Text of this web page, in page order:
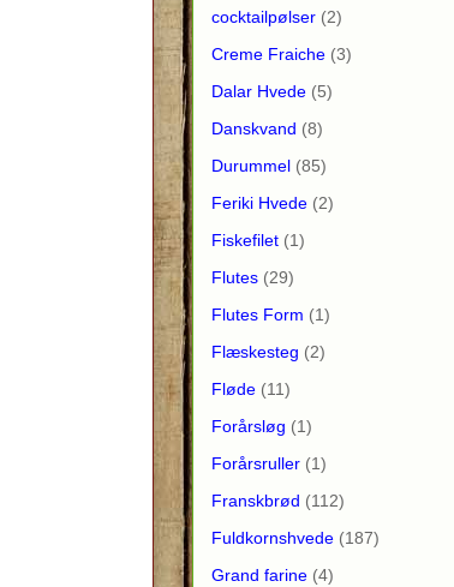
cocktailpølser (2)
Creme Fraiche (3)
Dalar Hvede (5)
Danskvand (8)
Durummel (85)
Feriki Hvede (2)
Fiskefilet (1)
Flutes (29)
Flutes Form (1)
Flæskesteg (2)
Fløde (11)
Forårsløg (1)
Forårsruller (1)
Franskbrød (112)
Fuldkornshvede (187)
Grand farine (4)